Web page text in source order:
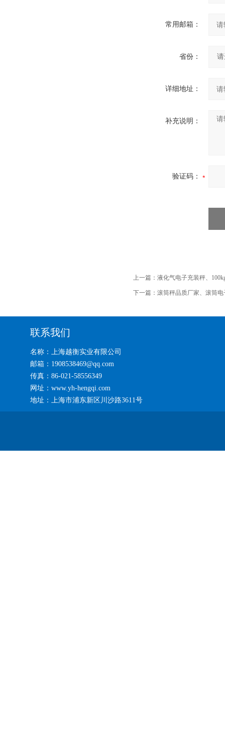
常用邮箱：
省份：
详细地址：
补充说明：
验证码：
上一篇： 液化气电子充装秤、
下一篇： 滚筒秤品质厂家、滚筒
联系我们
名称：上海越衡实业有限公司
邮箱：1908538469@qq.com
传真：86-021-58556349
网址：www.yh-hengqi.com
地址：上海市浦东新区川沙路3611号